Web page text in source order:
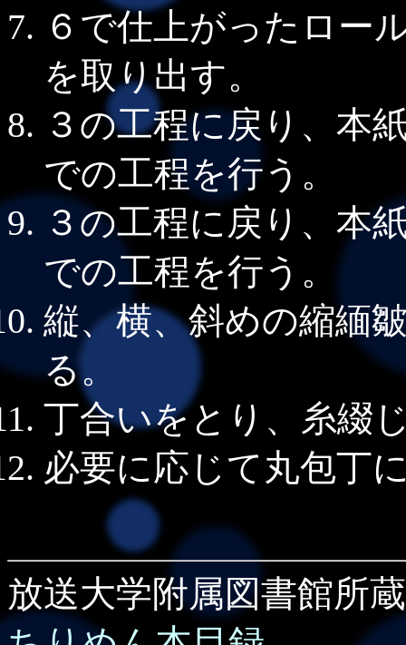
６で仕上がったロー
を取り出す。
３の工程に戻り、本
での工程を行う。
３の工程に戻り、本
での工程を行う。
縦、横、斜めの縮緬
る。
丁合いをとり、糸綴
必要に応じて丸包丁
放送大学附属図書館所蔵